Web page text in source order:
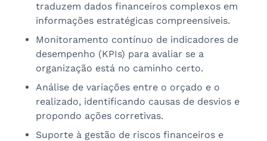
traduzem dados financeiros complexos em
informações estratégicas compreensíveis.
Monitoramento contínuo de indicadores de
desempenho (KPIs) para avaliar se a
organização está no caminho certo.
Análise de variações entre o orçado e o
realizado, identificando causas de desvios e
propondo ações corretivas.
Suporte à gestão de riscos financeiros e